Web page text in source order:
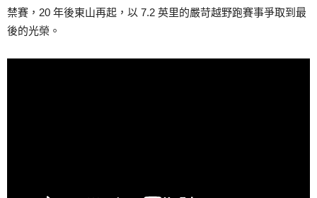
禁賽，20 年後東山再起，以 7.2 英里的嚴苛越野跑賽事爭取到最
後的光榮。